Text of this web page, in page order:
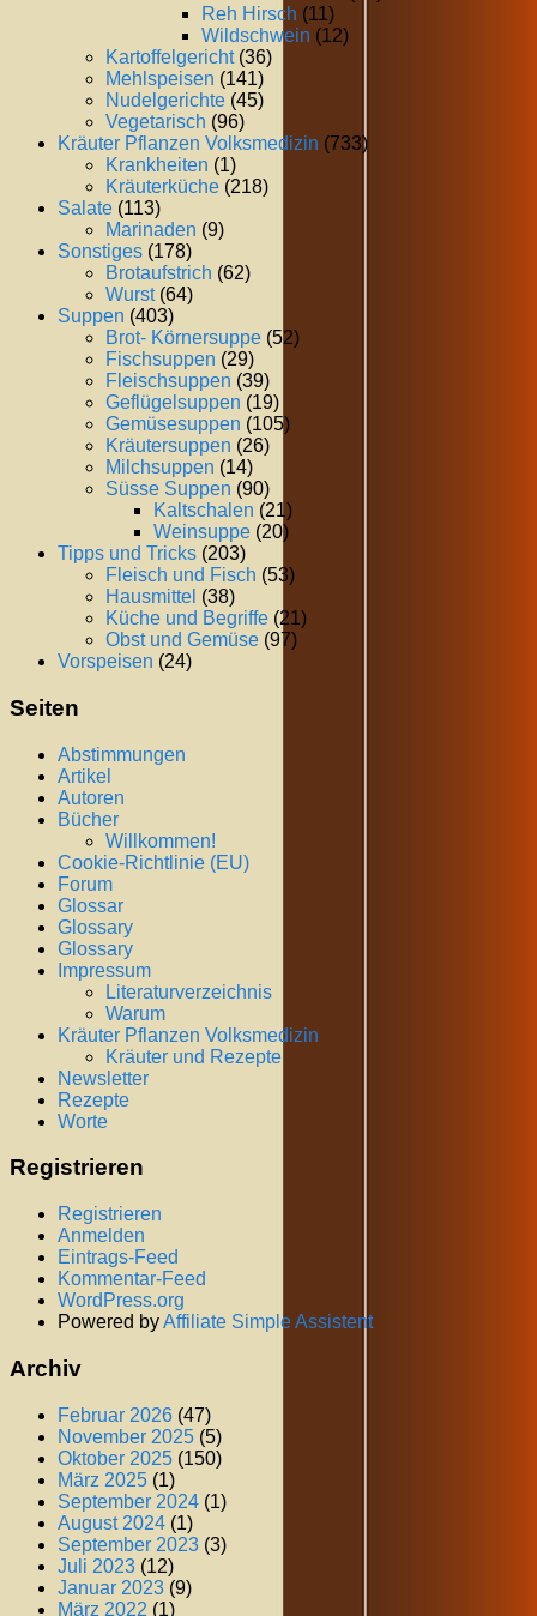
Reh Hirsch (11)
Wildschwein (12)
Kartoffelgericht(36)
Mehlspeisen (141)
Nudelgerichte (45)
Vegetarisch (96)
Kräuter Pflanzen Volksmedizin (733)
Krankheiten (1)
Kräuterküche (218)
Salate (113)
Marinaden (9)
Sonstiges (178)
Brotaufstrich (62)
Wurst(64)
Suppen (403)
Brot- Körnersuppe (52)
Fischsuppen (29)
Fleischsuppen (39)
Geflügelsuppen (19)
Gemüsesuppen (105)
Kräutersuppen (26)
Milchsuppen (14)
Süsse Suppen (90)
Kaltschalen (21)
Weinsuppe (20)
Tipps und Tricks (203)
Fleisch und Fisch (53)
Hausmittel (38)
Küche und Begriffe (21)
Obst und Gemüse (97)
Vorspeisen (24)
Seiten
Abstimmungen
Artikel
Autoren
Bücher
Willkommen!
Cookie-Richtlinie (EU)
Forum
Glossar
Glossary
Glossary
Impressum
Literaturverzeichnis
Warum
Kräuter Pflanzen Volksmedizin
Kräuter und Rezepte
Newsletter
Rezepte
Worte
Registrieren
Registrieren
Anmelden
Eintrags-Feed
Kommentar-Feed
WordPress.org
Powered byAffiliate Simple Assistent
Archiv
Februar 2026 (47)
November 2025 (5)
Oktober 2025 (150)
März 2025 (1)
September 2024 (1)
August 2024 (1)
September 2023 (3)
Juli 2023 (12)
Januar 2023 (9)
März 2022 (1)